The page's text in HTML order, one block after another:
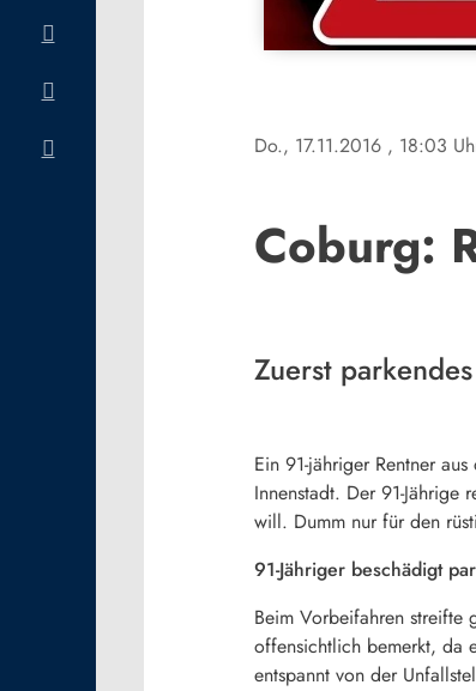
Do., 17.11.2016 , 18:03
Coburg:
Zuerst
Ein 91-jähriger Rentner
Innenstadt. Der 91-
will. Dumm nur für den
91-Jähriger beschädigt
Beim Vorbeifahren streifte
offensichtlich bemerkt, da
entspannt von der